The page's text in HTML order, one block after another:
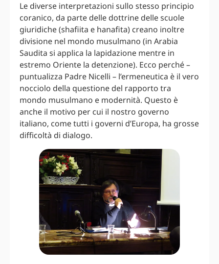
Le diverse interpretazioni sullo stesso principio
coranico, da parte delle dottrine delle scuole
giuridiche (shafiita e hanafita) creano inoltre
divisione nel mondo musulmano (in Arabia
Saudita si applica la lapidazione mentre in
estremo Oriente la detenzione). Ecco perché –
puntualizza Padre Nicelli – l’ermeneutica è il vero
nocciolo della questione del rapporto tra
mondo musulmano e modernità. Questo è
anche il motivo per cui il nostro governo
italiano, come tutti i governi d’Europa, ha grosse
difficoltà di dialogo.